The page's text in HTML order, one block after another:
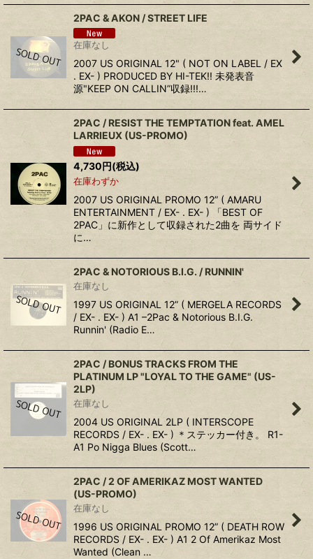
2PAC & AKON / STREET LIFE
在庫なし
2007 US ORIGINAL 12" ( NOT ON LABEL / EX
. EX- ) PRODUCED BY HI-TEK!! 未発表音
源"KEEP ON CALLIN”収録!!!…
2PAC / RESIST THE TEMPTATION feat. AMEL
LARRIEUX (US-PROMO)
4,730円(税込)
在庫わずか
2007 US ORIGINAL PROMO 12” ( AMARU
ENTERTAINMENT / EX- . EX- ) 「BEST OF
2PAC」に新作として収録された2曲を 両サイド
に…
2PAC & NOTORIOUS B.I.G. ‎/ RUNNIN'
在庫なし
1997 US ORIGINAL 12” ( MERGELA RECORDS
/ EX- . EX- ) A1 –2Pac & Notorious B.I.G.
Runnin' (Radio E…
2PAC ‎/ BONUS TRACKS FROM THE
PLATINUM LP "LOYAL TO THE GAME" (US-
2LP)
在庫なし
2004 US ORIGINAL 2LP ( INTERSCOPE
RECORDS / EX- . EX- ) ＊ステッカー付き。 R1-
A1 Po Nigga Blues (Scott…
2PAC / 2 OF AMERIKAZ MOST WANTED
(US-PROMO)
在庫なし
1996 US ORIGINAL PROMO 12” ( DEATH ROW
RECORDS / EX- . EX- ) A1 2 Of Amerikaz Most
Wanted (Clean …